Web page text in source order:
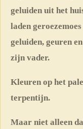
geluiden uit het
laden
geluiden, geuren
zijn vader.
Kleuren op het
terpentijn.
Maar niet alleen